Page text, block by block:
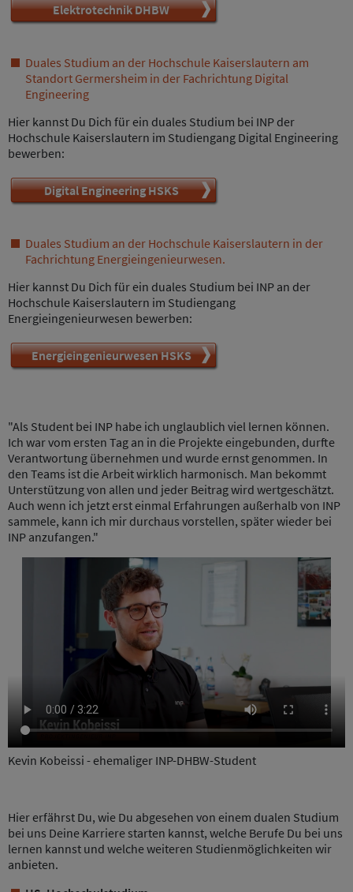
Elektrotechnik DHBW
Duales Studium an der Hochschule Kaiserslautern am
Standort Germersheim in der Fachrichtung Digital
Engineering
Hier kannst Du Dich für ein duales Studium bei INP der
Hochschule Kaiserslautern im Studiengang Digital Engineering
bewerben:
Digital Engineering HSKS
Duales Studium an der Hochschule Kaiserslautern in der
Fachrichtung Energieingenieurwesen.
Hier kannst Du Dich für ein duales Studium bei INP an der
Hochschule Kaiserslautern im Studiengang
Energieingenieurwesen bewerben:
Energieingenieurwesen HSKS
"Als Student bei INP habe ich unglaublich viel lernen können.
Ich war vom ersten Tag an in die Projekte eingebunden, durfte
Verantwortung übernehmen und wurde ernst genommen. In
den Teams ist die Arbeit wirklich harmonisch. Man bekommt
Unterstützung von allen und jeder Beitrag wird wertgeschätzt.
Auch wenn ich jetzt erst einmal Erfahrungen außerhalb von INP
sammele, kann ich mir durchaus vorstellen, später wieder bei
INP anzufangen."
Kevin Kobeissi - ehemaliger INP-DHBW-Student
Hier erfährst Du, wie Du abgesehen von einem dualen Studium
bei uns Deine Karriere starten kannst, welche Berufe Du bei uns
lernen kannst und welche weiteren Studienmöglichkeiten wir
anbieten.